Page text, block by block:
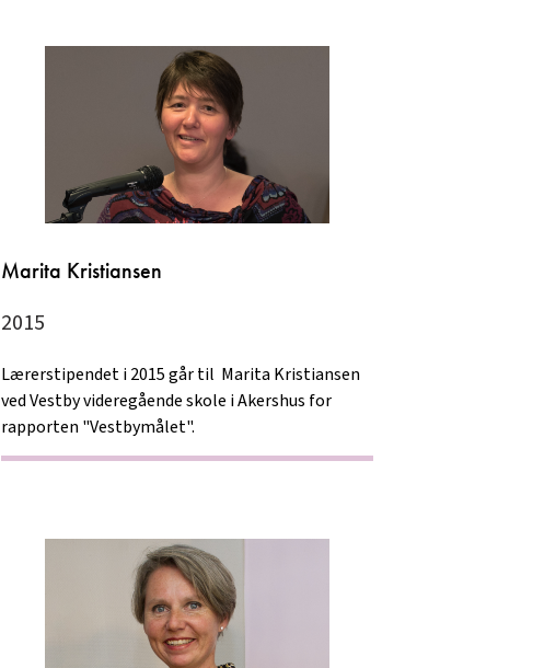
Marita Kristiansen
2015
Lærerstipendet i 2015 går til Marita Kristiansen
ved Vestby videregående skole i Akershus for
rapporten "Vestbymålet".